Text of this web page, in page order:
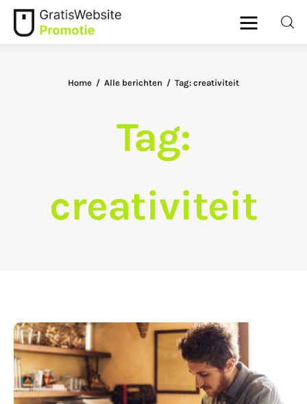
Tag:
creativiteit
Home Alle berichten Tag: creativiteit
Gezondheid
SHARE POST